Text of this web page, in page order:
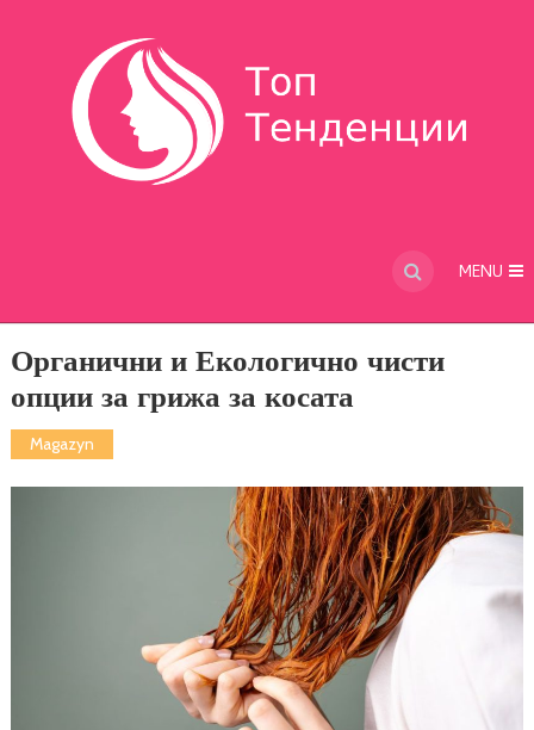
MENU
Органични и Екологично чисти
опции за грижа за косата
Magazyn